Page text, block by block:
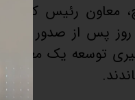
رئیس
پس از صدور مجوز
توسعه یک معدن